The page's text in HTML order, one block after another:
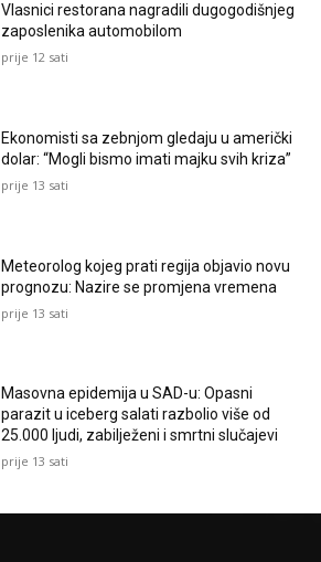
Vlasnici restorana nagradili dugogodišnjeg
zaposlenika automobilom
prije 12 sati
Ekonomisti sa zebnjom gledaju u američki
dolar: “Mogli bismo imati majku svih kriza”
prije 13 sati
Meteorolog kojeg prati regija objavio novu
prognozu: Nazire se promjena vremena
prije 13 sati
Masovna epidemija u SAD-u: Opasni
parazit u iceberg salati razbolio više od
25.000 ljudi, zabilježeni i smrtni slučajevi
prije 13 sati